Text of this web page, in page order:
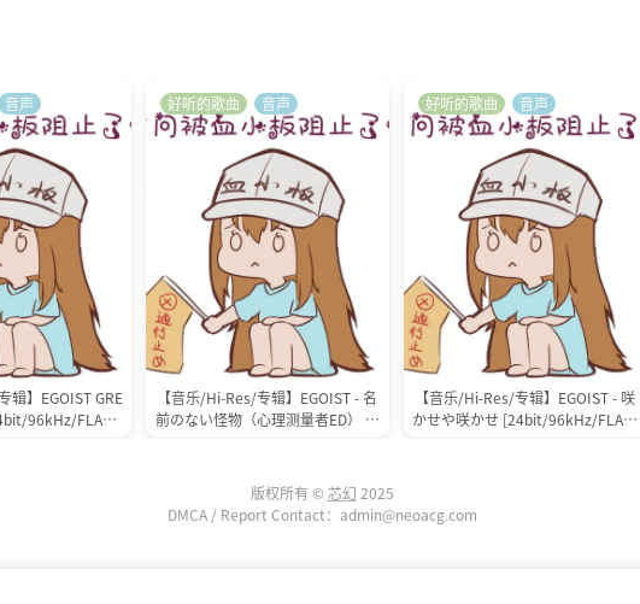
辑】EGOIST GRE
96kHz/FLAC]
音声
【音乐/Hi-Res/专辑】EGOIST - 名
前のない怪物（心理测量者ED） [2
好听的歌曲 音声
【音乐/Hi-Res/专辑】EGOIST - 咲
かせや咲かせ [24bit/96kHz/FLAC]
好听的歌曲 音声
版权所有 © 芯幻 2025
DMCA / Report Contact：admin@neoacg.com